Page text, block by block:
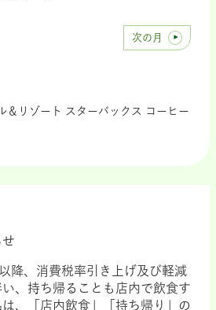
次の月
＆リゾート スターバックス コーヒー
降、消費税率引き上げ及び軽減
、持ち帰ることも店内で飲食す
、「店内飲食」「持ち帰り」の